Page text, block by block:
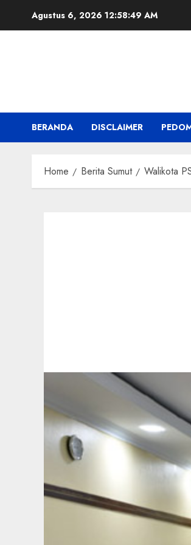
Agustus 6, 2026 12:58:50 AM
BERANDA DISCLAIMER
Home Berita Sumut Walikota